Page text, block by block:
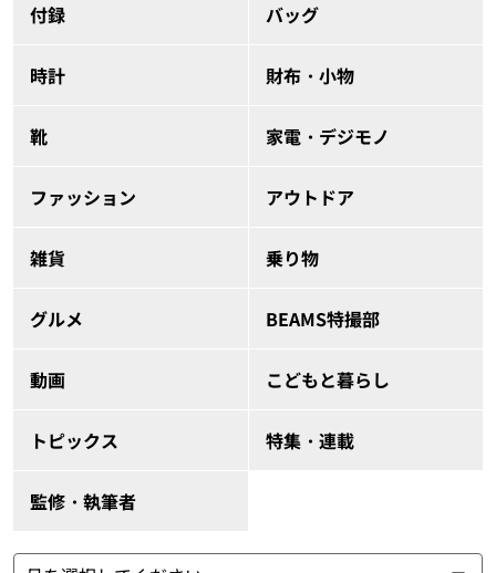
付録 バッグ
時計 財布・小物
靴 家電・デジモノ
ファッション アウトドア
雑貨 乗り物
グルメ BEAMS特撮部
動画 こどもと暮らし
トピックス 特集・連載
監修・執筆者